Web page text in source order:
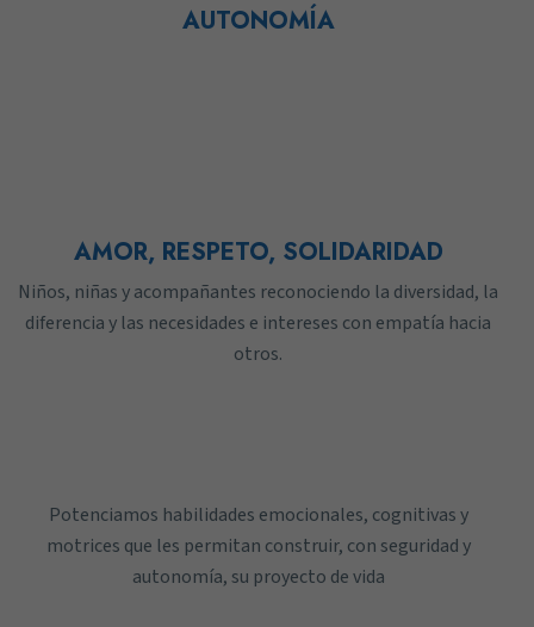
AUTONOMÍA
AMOR, RESPETO, SOLIDARIDAD
Niños, niñas y acompañantes reconociendo la diversidad, la
diferencia y las necesidades e intereses con empatía hacia
otros.
Potenciamos habilidades emocionales, cognitivas y
motrices que les permitan construir, con seguridad y
autonomía, su proyecto de vida